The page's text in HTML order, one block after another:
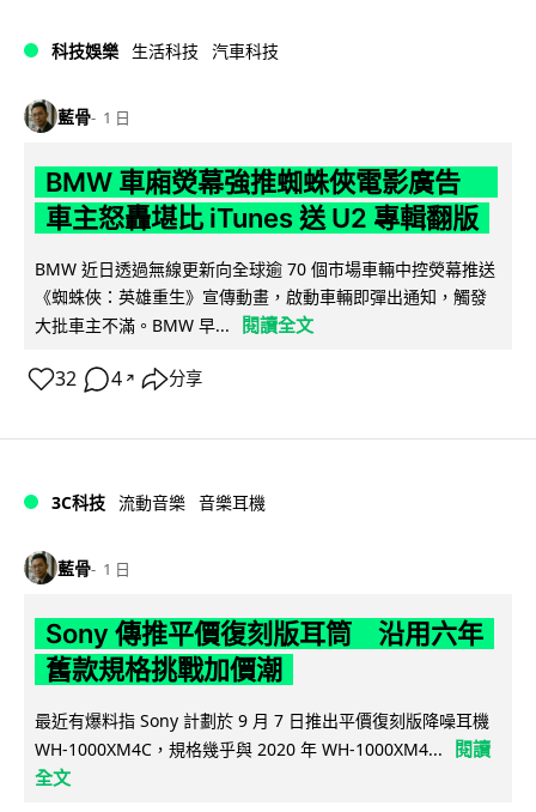
科技娛樂 生活科技 汽車科技
藍骨 1 日
BMW 車廂熒幕強推蜘蛛俠電影廣告
車主怒轟堪比 iTunes 送 U2 專輯翻版
BMW 近日透過無線更新向全球逾 70 個市場車輛中控熒幕推送
《蜘蛛俠：英雄重生》宣傳動畫，啟動車輛即彈出通知，觸發
大批車主不滿。BMW 早...
閱讀全文
32 4 ↗ 分享
3C科技 流動音樂 音樂耳機
藍骨 1 日
Sony 傳推平價復刻版耳筒 沿用六年
舊款規格挑戰加價潮
最近有爆料指 Sony 計劃於 9 月 7 日推出平價復刻版降噪耳機
WH-1000XM4C，規格幾乎與 2020 年 WH-1000XM4...
閱讀
全文